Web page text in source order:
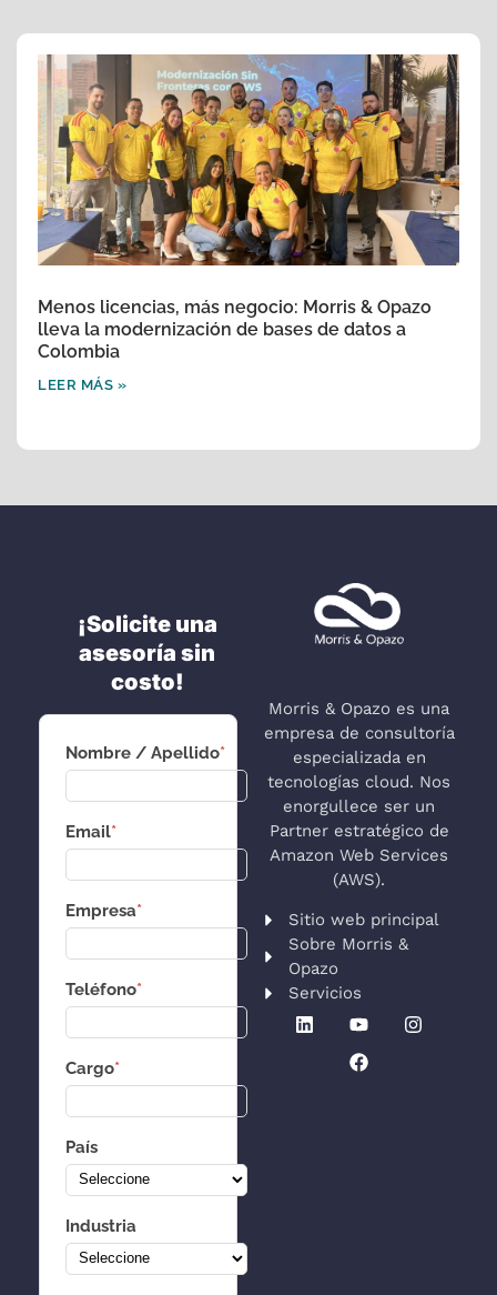
Menos licencias, más negocio: Morris & Opazo
lleva la modernización de bases de datos a
Colombia
LEER MÁS »
¡Solicite una
asesoría sin
costo!
Nombre / Apellido*
Email*
Empresa*
Teléfono*
Cargo*
País
Industria
Morris & Opazo es una
empresa de consultoría
especializada en
tecnologías cloud. Nos
enorgullece ser un
Partner estratégico de
Amazon Web Services
(AWS).
Sitio web principal
Sobre Morris &
Opazo
Servicios